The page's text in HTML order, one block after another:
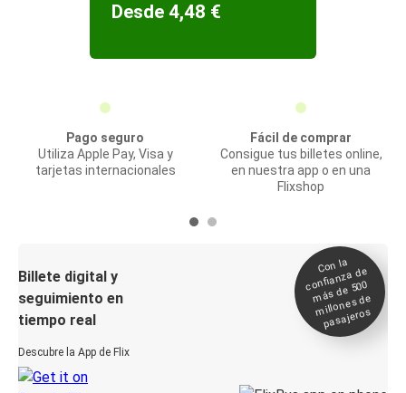
Desde 4,48 €
Pago seguro
Utiliza Apple Pay, Visa y
tarjetas internacionales
Fácil de comprar
Consigue tus billetes online,
en nuestra app o en una
Flixshop
Billete digital y
seguimiento en
tiempo real
Descubre la App de Flix
Con la
confianza de
más de 500
millones de
pasajeros